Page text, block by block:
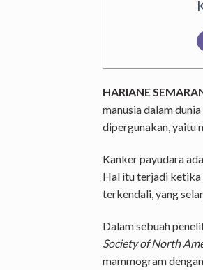
HARIANE
manusia dalam
dipergunakan, yaitu
Kanker payudara
Hal itu terjadi ketika
terkendali, yang
Dalam sebuah
Society of North
mammogram